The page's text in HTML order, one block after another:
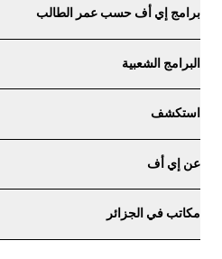
برامج إي أف حسب عمر الطالب
البرامج الشعبية
استكشف
عن إي أف
مكاتب في الجزائر